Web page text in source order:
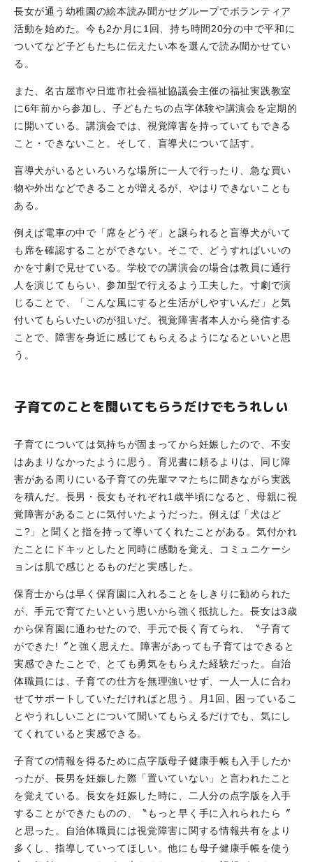
長女が通う幼稚園の絵本読み聞かせグループでボランティア
活動を始めた。今も2か月に1回、持ち時間20分の中で平和に
ついてなど子どもたちに伝えたい本を選んで読み聞かせてい
る。
また、名古屋市や日進市社会福祉協議会主催の福祉実践教室
に6年前から参加し、子どもたちの点字体験や講演会を定期的
に開いている。講演会では、視覚障害を持っていてもできる
こと・できないこと。そして、盲導犬について話す。
盲導犬がいるといろいろな場所に一人で行ったり、急な買い
物や外出などできることが増えるが、やはりできないことも
ある。
例えば電車の中で「席をどうぞ」と譲られると盲導犬がいて
も席を確認することができない。そこで、どうすればいいの
かを寸劇で見せている。学校での講演会の場合は教員に通行
人を演じてもらい、参加型で行えるよう工夫した。寸劇で演
じることで、「こんな風にすると生活がしやすいんだ」と気
付いてもらいたいのが狙いだ。視覚障害者本人から発信する
ことで、障害を身近に感じてもらえるようになるといいと思
う。
子育てのことを聞いてもらうだけでもうれしい
子育てについては気持ちが固まってから妊娠したので、不安
はあまりなかったように思う。育児書に頼るよりは、同じ障
害がある周りにいる子育ての先輩ママたちに聞きながら実践
を積んだ。長男・長女もそれぞれ1歳半頃になると、母親に視
覚障害があることに気付いたようだった。例えば「犬はど
こ?」と聞くと指を持って導いてくれたことがある。気付かれ
たことにドキッとしたと同時に感動を覚え、コミュニケーシ
ョンは肌で感じとるものだと実感した。
保育士からは早く保育園に入れることをしきりに勧められた
が、手元で育てたいという思いから強く抵抗した。長女は3歳
から保育園に通わせたので、手元で長く育てられ、〝子育て
ができた!〞と強く思えた。障害があっても子育てはできると
実感できたことで、とても勇気をもらえた経験だった。自治
体職員には、子育ての仕方を無理強いせず、一人一人に合わ
せてサポートしていただければと思う。月1回、困っているこ
とやうれしいことについて聞いてもらえるだけでも、気にし
てくれていると実感できる。
子育ての情報を得るために点字版母子健康手帳も入手したか
ったが、長男を妊娠した際「置いていない」と言われたこと
を覚えている。長女を妊娠した時に、二人分の点字版を入手
することができたものの、〝もっと早く手に入れられたら〞
と思った。自治体職員には視覚障害に関する情報共有をより
多くし、指導していってほしい。他にも母子健康手帳を使う